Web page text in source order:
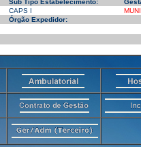
Sub Tipo Estabelecimento:
CAPS I
Órgão Expedidor: